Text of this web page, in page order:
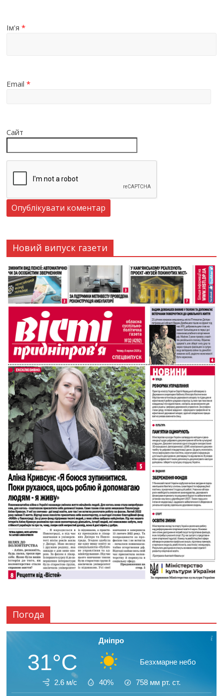
Ім'я*
Email*
Сайт
Новий випуск газети
Погода
Дніпро
31°C Безхмарне небо
2.6 м/с 40% 758 мм рт. ст.